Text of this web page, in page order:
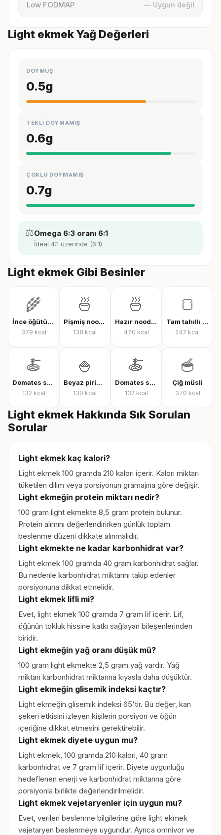
Low FODMAP — Uygun değil
Light ekmek Yağ Değerleri
DOYMUŞ
0.5g
TEKLİ DOYMAMIŞ
0.6g
ÇOKLU DOYMAMIŞ
0.7g
⚖️Omega 6:3 oranı 6:1
İdeal 4:1 üzerinde (6:1).
Light ekmek Gibi Besinler
🌾
İnce öğütülmüş yulaf (çiğ)
379 kcal
🍜
Pişmiş noodle
138 kcal
🍜
Hazır noodle (kuru)
470 kcal
🍞
Tam tahıllı tam buğday ekmeği
247 kcal
🍝
Domates soslu farfalle makarna
132 kcal
🍚
Beyaz pirinç, pişmiş
130 kcal
🍝
Domates soslu rigatoni
132 kcal
🥣
Çiğ müsli
370 kcal
Light ekmek Hakkında Sık Sorulan
Sorular
Light ekmek kaç kalori?
Light ekmek 100 gramda 210 kalori içerir. Kalori miktarı
tüketilen dilim veya porsiyonun gramajına göre değişir.
Light ekmeğin protein miktarı nedir?
100 gram light ekmekte 8,5 gram protein bulunur.
Protein alımını değerlendirirken günlük toplam
beslenme düzeni dikkate alınmalıdır.
Light ekmekte ne kadar karbonhidrat var?
Light ekmek 100 gramda 40 gram karbonhidrat sağlar.
Bu nedenle karbonhidrat miktarını takip edenler
porsiyonuna dikkat etmelidir.
Light ekmek lifli mi?
Evet, light ekmek 100 gramda 7 gram lif içerir. Lif,
öğünün tokluk hissine katkı sağlayan bileşenlerinden
biridir.
Light ekmeğin yağ oranı düşük mü?
100 gram light ekmekte 2,5 gram yağ vardır. Yağ
miktarı karbonhidrat miktarına kıyasla daha düşüktür.
Light ekmeğin glisemik indeksi kaçtır?
Light ekmeğin glisemik indeksi 65'tir. Bu değer, kan
şekeri etkisini izleyen kişilerin porsiyon ve öğün
içeriğine dikkat etmesini gerektirebilir.
Light ekmek diyete uygun mu?
Light ekmek, 100 gramda 210 kalori, 40 gram
karbonhidrat ve 7 gram lif içerir. Diyete uygunluğu
hedeflenen enerji ve karbonhidrat miktarına göre
porsiyonla birlikte değerlendirilmelidir.
Light ekmek vejetaryenler için uygun mu?
Evet, verilen beslenme bilgilerine göre light ekmek
vejetaryen beslenmeye uygundur. Ayrıca omnivor ve